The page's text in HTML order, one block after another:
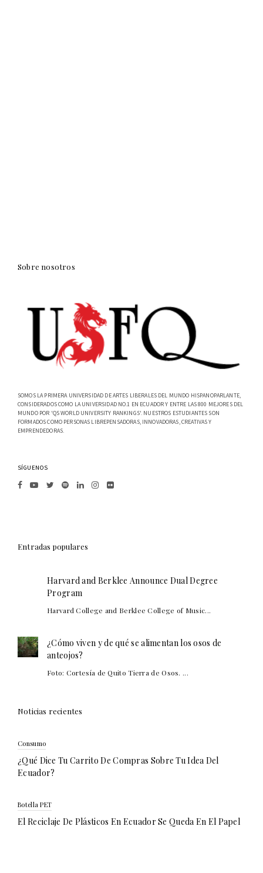
Sobre nosotros
SOMOS LA PRIMERA UNIVERSIDAD DE ARTES LIBERALES DEL MUNDO HISPANOPARLANTE,
CONSIDERADOS COMO LA UNIVERSIDAD NO.1 EN ECUADOR Y ENTRE LAS 800 MEJORES DEL
MUNDO POR 'QS WORLD UNIVERSITY RANKINGS'. NUESTROS ESTUDIANTES SON
FORMADOS COMO PERSONAS LIBREPENSADORAS, INNOVADORAS, CREATIVAS Y
EMPRENDEDORAS.
SÍGUENOS
Entradas populares
Harvard and Berklee Announce Dual Degree
Program
Harvard College and Berklee College of Music...
¿Cómo viven y de qué se alimentan los osos de
anteojos?
Foto: Cortesía de Quito Tierra de Osos. ...
Noticias recientes
Consumo
¿Qué Dice Tu Carrito De Compras Sobre Tu Idea Del
Ecuador?
Botella PET
El Reciclaje De Plásticos En Ecuador Se Queda En El Papel